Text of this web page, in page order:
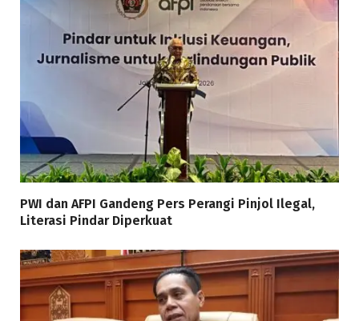
PWI dan AFPI Gandeng Pers Perangi Pinjol Ilegal,
Literasi Pindar Diperkuat